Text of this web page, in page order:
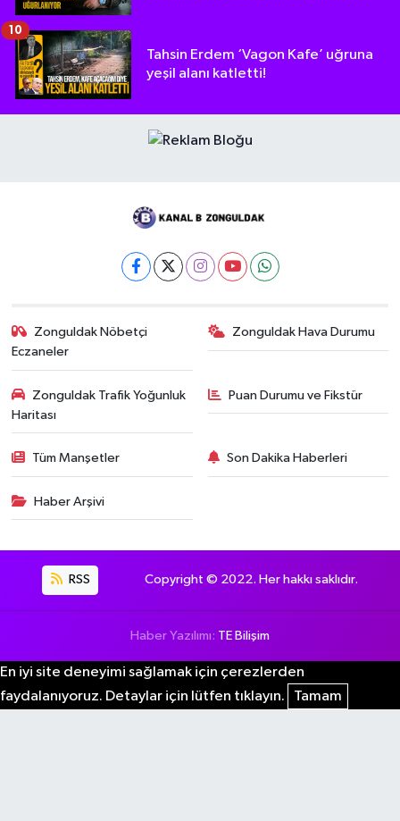
Tahsin Erdem ‘Vagon Kafe’ uğruna
yeşil alanı katletti!
10
Zonguldak Nöbetçi
Eczaneler
Zonguldak Hava Durumu
Zonguldak Trafik Yoğunluk
Haritası
Puan Durumu ve Fikstür
Tüm Manşetler Son Dakika Haberleri
Haber Arşivi
RSS Copyright © 2022. Her hakkı saklıdır.
Haber Yazılımı: TE Bilişim
En iyi site deneyimi sağlamak için çerezlerden
faydalanıyoruz. Detaylar için lütfen tıklayın.
Tamam